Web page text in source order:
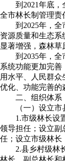
到2021年底
全市林长制管理责
到2025年，
资源质量和生态系
显著增强，森林草
到2035年，
系统功能更加完善
用水平、人民群
优化、功能完善的
二、组织体系
（一）设立
1.市级林长设
领导担任；设立副
任；设立市级林长
2.县乡村级林
林长、副总林长和